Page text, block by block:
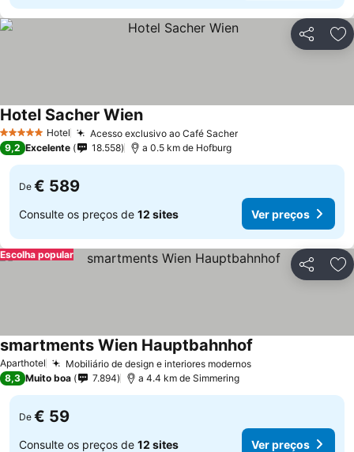
Partilhar
5 Estrelas Hotel Acesso exclusivo ao Café Sacher
Hotel Sacher Wien
9,2 Excelente 18.558 a 0.5 km de Hofburg
De € 589
Consulte os preços de 12 sites Ver preços
Partilhar
Escolha popular
Aparthotel Mobiliário de design e interiores modernos
smartments Wien Hauptbahnhof
8,3 Muito boa 7.894 a 4.4 km de Simmering
De € 59
Consulte os preços de 12 sites Ver preços